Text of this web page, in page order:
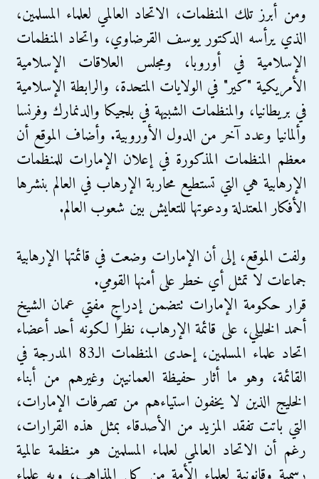
ومن أبرز تلك المنظمات، الاتحاد العالمي لعلماء المسلمين،
الذي يرأسه الدكتور يوسف القرضاوي، واتحاد المنظمات
الإسلامية في أوروبا، ومجلس العلاقات الإسلامية
الأمريكية "كير" في الولايات المتحدة، والرابطة الإسلامية
في بريطانيا، والمنظمات الشبيهة في بلجيكا والدنمارك وفرنسا
وألمانيا وعدد آخر من الدول الأوروبية. وأضاف الموقع أن
معظم المنظمات المذكورة في إعلان الإمارات للمنظمات
الإرهابية هي التي تستطيع محاربة الإرهاب في العالم بنشرها
الأفكار المعتدلة ودعوتها للتعايش بين شعوب العالم.
ولفت الموقع، إلى أن الإمارات وضعت في قائمتها الإرهابية
جماعات لا تمثل أي خطر على أمنها القومي.
قرار حكومة الإمارات تتضمن إدراج مفتي عمان الشيخ
أحمد الخليلي، على قائمة الإرهاب، نظرًا لكونه أحد أعضاء
اتحاد علماء المسلمين، إحدى المنظمات الـ83 المدرجة في
القائمة، وهو ما أثار حفيظة العمانيين وغيرهم من أبناء
الخليج الذين لا يخفون استياءهم من تصرفات الإمارات،
التي باتت تفقد المزيد من الأصدقاء بمثل هذه القرارات،
رغم أن الاتحاد العالمي لعلماء المسلمين هو منظمة عالمية